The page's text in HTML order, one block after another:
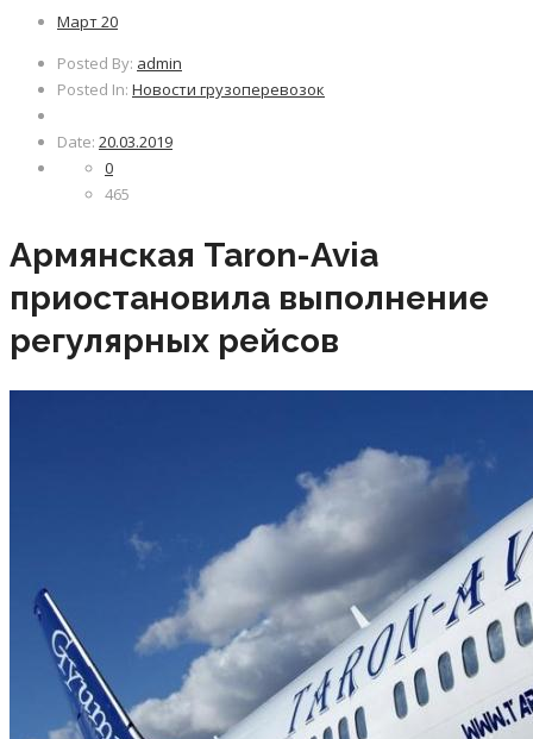
Март20
Posted By: admin
Posted In: Новости грузоперевозок
Date: 20.03.2019
0
465
Армянская Taron-Avia
приостановила выполнение
регулярных рейсов